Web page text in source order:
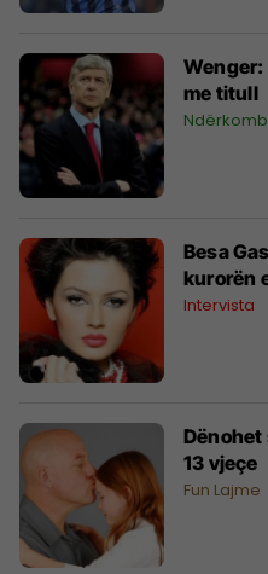
me titull
Besa
kurorën
Intervista
Dënohet
13 vjeçe
Fun Lajme